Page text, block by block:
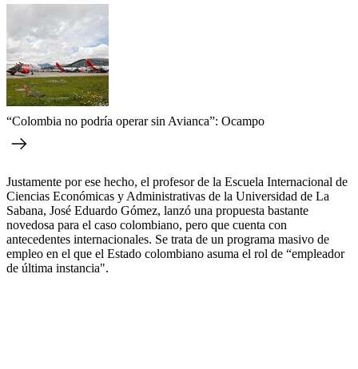
“Colombia no podría operar sin Avianca”: Ocampo
Justamente por ese hecho, el profesor de la Escuela Internacional de
Ciencias Económicas y Administrativas de la Universidad de La
Sabana, José Eduardo Gómez, lanzó una propuesta bastante
novedosa para el caso colombiano, pero que cuenta con
antecedentes internacionales. Se trata de un programa masivo de
empleo en el que el Estado colombiano asuma el rol de “empleador
de última instancia".